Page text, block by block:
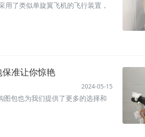
了类似单旋翼飞机的飞行装置，
准让你惊艳
2024-05-15
包也为我们提供了更多的选择和